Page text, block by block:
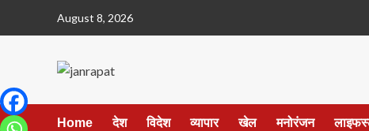
August 8, 2026
Home देश विदेश व्यापार खेल मनोरंजन